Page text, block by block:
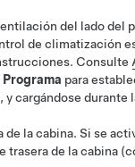
del lado del
de climatización
Consulte
Programa para
cargándose durante
de la cabina. Si se
trasera de la cabina